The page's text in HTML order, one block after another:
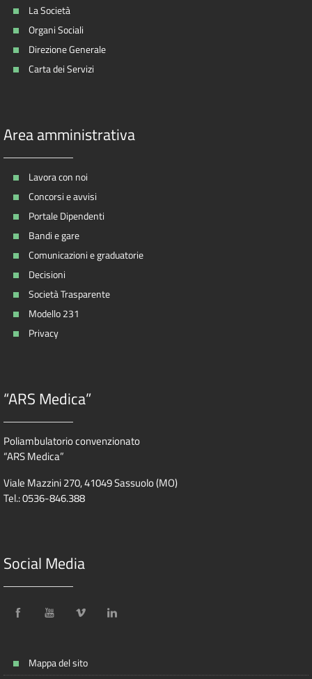
La Società
Organi Sociali
Direzione Generale
Carta dei Servizi
Area amministrativa
Lavora con noi
Concorsi e avvisi
Portale Dipendenti
Bandi e gare
Comunicazioni e graduatorie
Decisioni
Società Trasparente
Modello 231
Privacy
“ARS Medica”
Poliambulatorio convenzionato
“ARS Medica”
Viale Mazzini 270, 41049 Sassuolo (MO)
Tel.: 0536-846.388
Social Media
Mappa del sito